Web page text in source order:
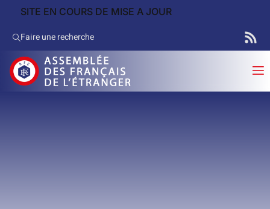
SITE EN COURS DE MISE A JOUR
Faire une recherche